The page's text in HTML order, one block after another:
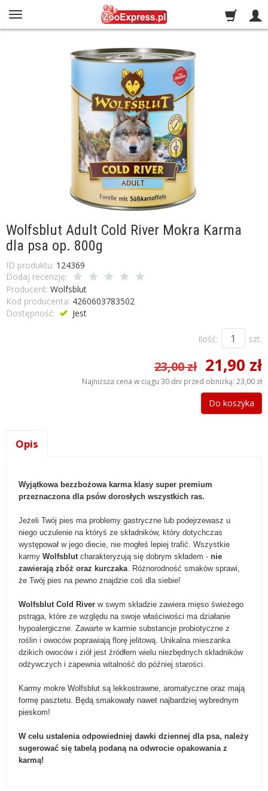
Wolfsblut Adult Cold River Mokra Karma
dla psa op. 800g
ID produktu: 124369
Dodaj recenzję:
Producent: Wolfsblut
Kod producenta: 4260603783502
Dostępność:
Jest
Ilość: szt.
23,00 zł 21,90 zł
Najniższa cena w ciągu 30 dni przed obniżką: 23,00 zł
Do koszyka
Opis
Wyjątkowa bezzbożowa karma klasy super premium
przeznaczona dla psów dorosłych wszystkich ras.
Jeżeli Twój pies ma problemy gastryczne lub podejrzewasz u
niego uczulenie na któryś ze składników, który dotychczas
występował w jego diecie, nie mogłeś lepiej trafić. Wszystkie
karmy Wolfsblut charakteryzują się dobrym składem - nie
zawierają zbóż oraz kurczaka. Różnorodność smaków sprawi,
że Twój pies na pewno znajdzie coś dla siebie!
Wolfsblut Cold River w swym składzie zawiera mięso świeżego
pstrąga, które ze względu na swoje właściwości ma działanie
hypoalergiczne. Zawarte w karmie substancje probiotyczne z
roślin i owoców poprawiają florę jelitową. Unikalna mieszanka
dzikich owoców i ziół jest źródłem wielu niezbędnych składników
odżywczych i zapewnia witalność do później starości.
Karmy mokre Wolfsblut są lekkostrawne, aromatyczne oraz mają
formę pasztetu. Będą smakowały nawet najbardziej wybrednym
pieskom!
W celu ustalenia odpowiedniej dawki dziennej dla psa, należy
sugerować się tabelą podaną na odwrocie opakowania z
karmą!